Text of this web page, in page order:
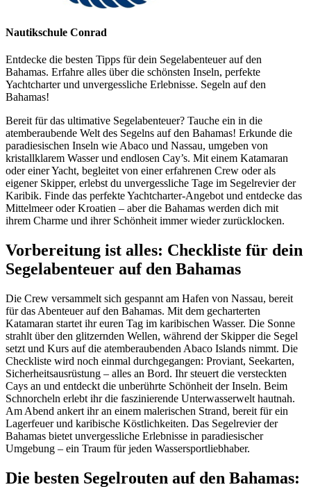
Nautikschule Conrad
Entdecke die besten Tipps für dein Segelabenteuer auf den
Bahamas. Erfahre alles über die schönsten Inseln, perfekte
Yachtcharter und unvergessliche Erlebnisse. Segeln auf den
Bahamas!
Bereit für das ultimative Segelabenteuer? Tauche ein in die
atemberaubende Welt des Segelns auf den Bahamas! Erkunde die
paradiesischen Inseln wie Abaco und Nassau, umgeben von
kristallklarem Wasser und endlosen Cay’s. Mit einem Katamaran
oder einer Yacht, begleitet von einer erfahrenen Crew oder als
eigener Skipper, erlebst du unvergessliche Tage im Segelrevier der
Karibik. Finde das perfekte Yachtcharter-Angebot und entdecke das
Mittelmeer oder Kroatien – aber die Bahamas werden dich mit
ihrem Charme und ihrer Schönheit immer wieder zurücklocken.
Vorbereitung ist alles: Checkliste für dein
Segelabenteuer auf den Bahamas
Die Crew versammelt sich gespannt am Hafen von Nassau, bereit
für das Abenteuer auf den Bahamas. Mit dem gecharterten
Katamaran startet ihr euren Tag im karibischen Wasser. Die Sonne
strahlt über den glitzernden Wellen, während der Skipper die Segel
setzt und Kurs auf die atemberaubenden Abaco Islands nimmt. Die
Checkliste wird noch einmal durchgegangen: Proviant, Seekarten,
Sicherheitsausrüstung – alles an Bord. Ihr steuert die versteckten
Cays an und entdeckt die unberührte Schönheit der Inseln. Beim
Schnorcheln erlebt ihr die faszinierende Unterwasserwelt hautnah.
Am Abend ankert ihr an einem malerischen Strand, bereit für ein
Lagerfeuer und karibische Köstlichkeiten. Das Segelrevier der
Bahamas bietet unvergessliche Erlebnisse in paradiesischer
Umgebung – ein Traum für jeden Wassersportliebhaber.
Die besten Segelrouten auf den Bahamas: